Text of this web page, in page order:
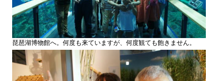
琵琶湖博物館へ。何度も来ていますが、何度観ても飽きません。